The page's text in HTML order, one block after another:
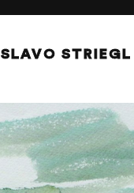
SLAVO STRIEGL